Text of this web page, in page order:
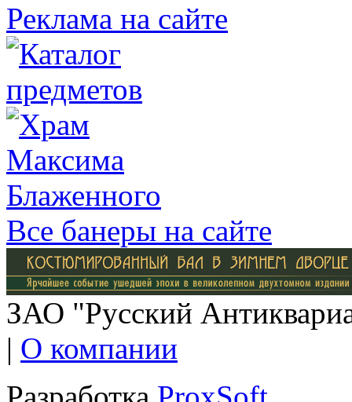
Реклама на сайте
Все банеры на сайте
ЗАО "Русский
| О компании